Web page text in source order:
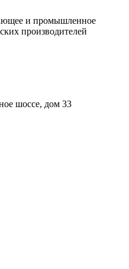
и промышленное
производителей
шоссе, дом 33